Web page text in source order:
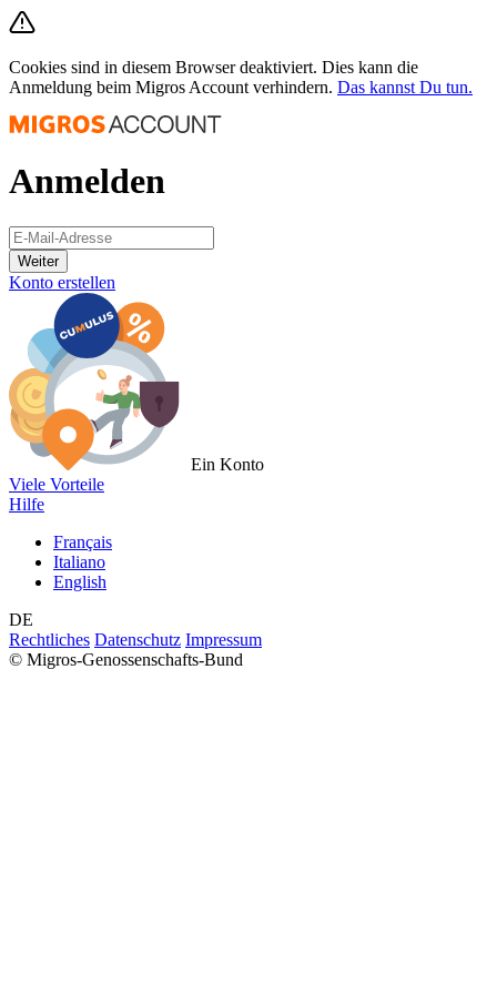
Cookies sind in diesem Browser deaktiviert. Dies kann die
Anmeldung beim Migros Account verhindern. Das kannst Du tun.
Anmelden
Weiter
Konto erstellen
Ein Konto
Viele Vorteile
Hilfe
Français
Italiano
English
DE
Rechtliches Datenschutz Impressum
© Migros-Genossenschafts-Bund